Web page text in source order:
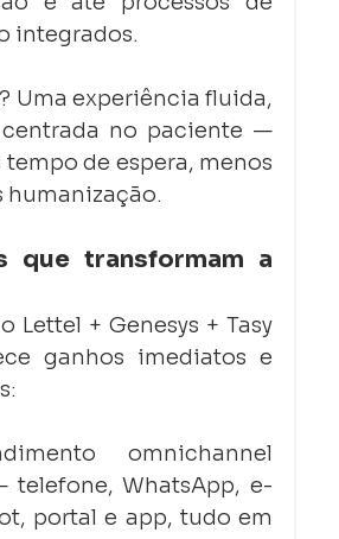
integrados.
Uma experiência fluida,
no paciente —
de espera, menos
humanização.
que transformam a
Lettel + Genesys + Tasy
ganhos imediatos e
omnichannel
telefone, WhatsApp, e-
portal e app, tudo em